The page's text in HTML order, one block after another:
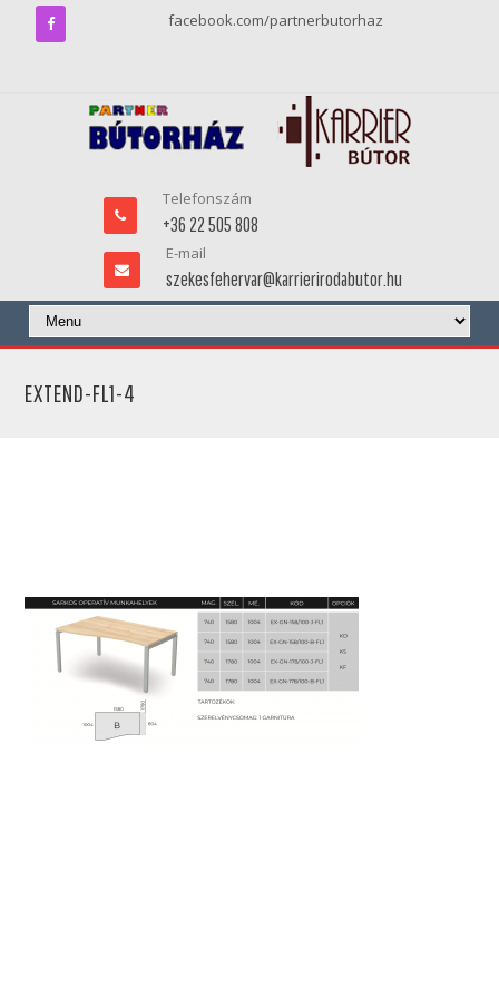
facebook.com/partnerbutorhaz
Telefonszám
+36 22 505 808
E-mail
szekesfehervar@karrierirodabutor.hu
EXTEND-FL1-4